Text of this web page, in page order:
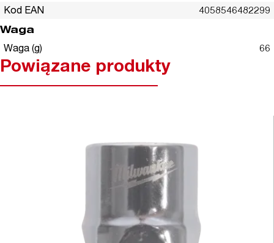
Kod EAN
4058546482299
Waga
Waga (g)
66
Powiązane produkty